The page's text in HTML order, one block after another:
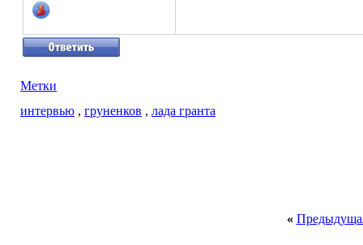
Метки
интервью , груненков , лада гранта
«